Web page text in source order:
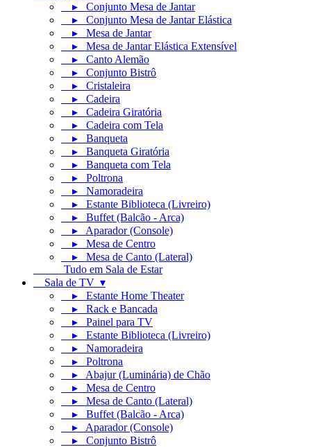
▸ Conjunto Mesa de Jantar
▸ Conjunto Mesa de Jantar Elástica
▸ Mesa de Jantar
▸ Mesa de Jantar Elástica Extensível
▸ Canto Alemão
▸ Conjunto Bistrô
▸ Cristaleira
▸ Cadeira
▸ Cadeira Giratória
▸ Cadeira com Tela
▸ Banqueta
▸ Banqueta Giratória
▸ Banqueta com Tela
▸ Poltrona
▸ Namoradeira
▸ Estante Biblioteca (Livreiro)
▸ Buffet (Balcão - Arca)
▸ Aparador (Console)
▸ Mesa de Centro
▸ Mesa de Canto (Lateral)
Tudo em Sala de Estar
Sala de TV ▾
▸ Estante Home Theater
▸ Rack e Bancada
▸ Painel para TV
▸ Estante Biblioteca (Livreiro)
▸ Namoradeira
▸ Poltrona
▸ Abajur (Luminária) de Chão
▸ Mesa de Centro
▸ Mesa de Canto (Lateral)
▸ Buffet (Balcão - Arca)
▸ Aparador (Console)
▸ Conjunto Bistrô